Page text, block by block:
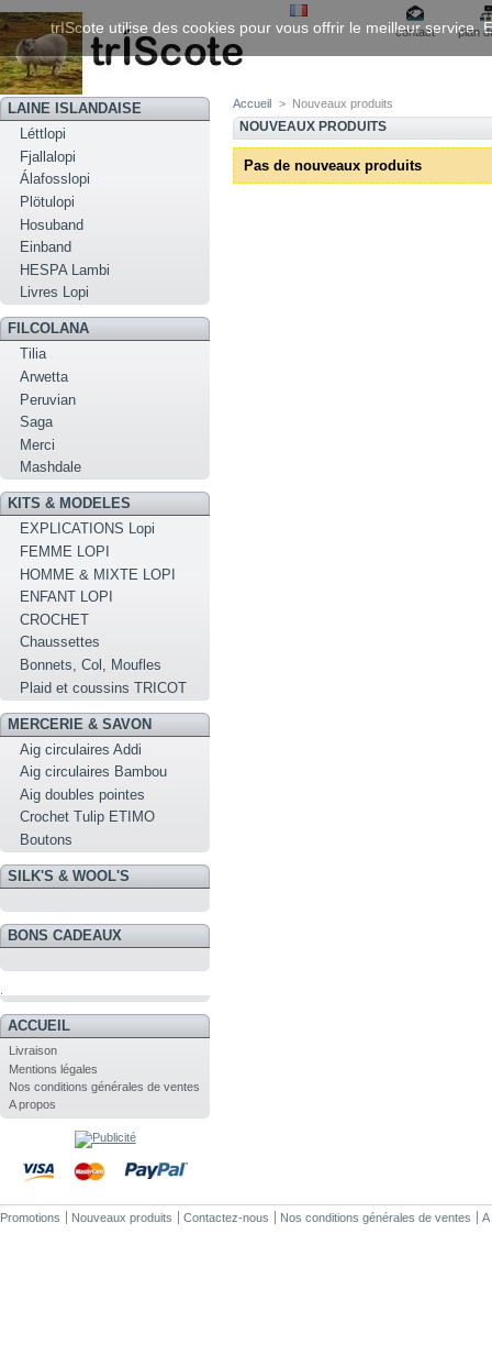
contact plan
LAINE ISLANDAISE
Léttlopi
Fjallalopi
Álafosslopi
Plötulopi
Hosuband
Einband
HESPA Lambi
Livres Lopi
FILCOLANA
Tilia
Arwetta
Peruvian
Saga
Merci
Mashdale
KITS & MODELES
EXPLICATIONS Lopi
FEMME LOPI
HOMME & MIXTE LOPI
ENFANT LOPI
CROCHET
Chaussettes
Bonnets, Col, Moufles
Plaid et coussins TRICOT
MERCERIE & SAVON
Aig circulaires Addi
Aig circulaires Bambou
Aig doubles pointes
Crochet Tulip ETIMO
Boutons
SILK'S & WOOL'S
BONS CADEAUX
ACCUEIL
Livraison
Mentions légales
Nos conditions générales de ventes
A propos
Accueil > Nouveaux produits
NOUVEAUX PRODUITS
Pas de nouveaux produits
Promotions Nouveaux produits Contactez-nous Nos conditions générales de ventes A
trIScote utilise des cookies pour vous offrir le meilleur